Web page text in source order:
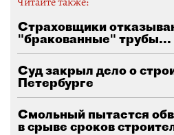
Страховщики
"бракованные" трубы...
Суд закрыл дело о
Петербурге
Смольный пытается
в срыве сроков